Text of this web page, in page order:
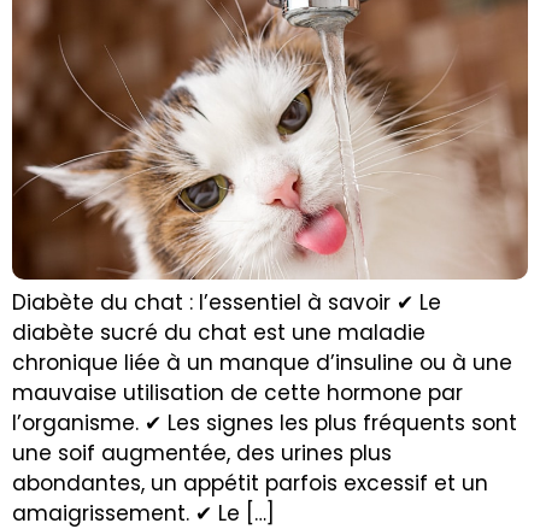
Diabète du chat : l’essentiel à savoir ✔ Le
diabète sucré du chat est une maladie
chronique liée à un manque d’insuline ou à une
mauvaise utilisation de cette hormone par
l’organisme. ✔ Les signes les plus fréquents sont
une soif augmentée, des urines plus
abondantes, un appétit parfois excessif et un
amaigrissement. ✔ Le […]